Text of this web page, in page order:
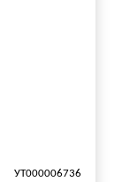
УТ000006736